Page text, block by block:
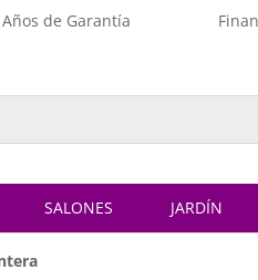
de Garantía
SALONES JARDÍN